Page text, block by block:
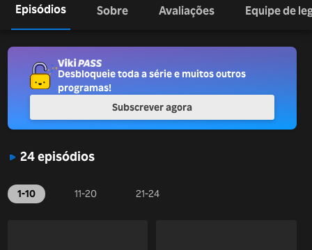
Episódios Sobre Avaliações Equipe de
24 episódios
1-10 11-20 21-24
Desbloqueie toda a série e muitos outros
programas!
Subscrever agora